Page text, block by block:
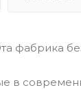
фабрика
в